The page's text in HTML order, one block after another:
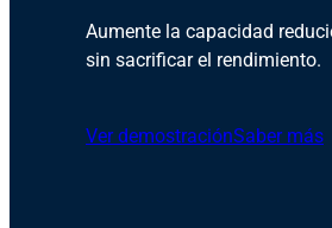
Aumente la capacidad
sin sacrificar el rendimiento.
Ver demostraciónSaber más